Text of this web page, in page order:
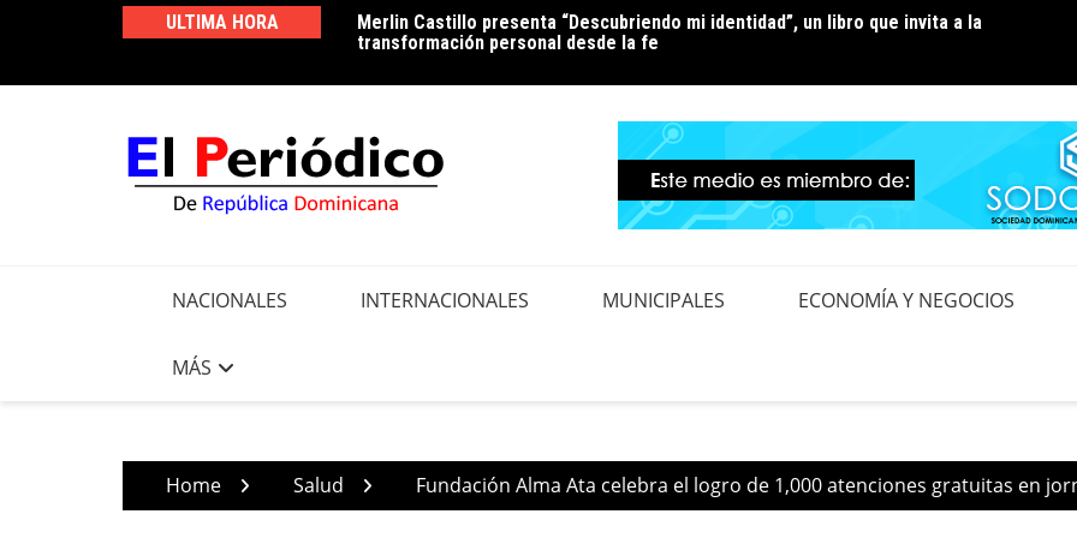
ULTIMA HORA
Merlin Castillo presenta “Descubriendo mi identidad”, un libro que invita a la
transformación personal desde la fe
Periodista Vicente Méndez pide la renuncia del alcalde de Santo Domingo Oeste,
Francisco Peña, por deplorable situación de la zona en expansión
Luz
NACIONALES INTERNACIONALES MUNICIPALES ECONOMÍA Y NEGOCIOS
MÁS
Home Salud Fundación Alma Ata celebra el logro de 1,000 atenciones gratuitas en